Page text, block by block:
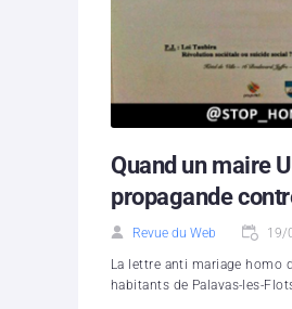
Quand un maire
propagande
Revue du Web 19/
La lettre anti mariage homo
habitants de Palavas-les-